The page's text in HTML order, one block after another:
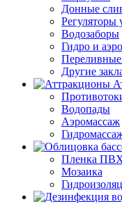
Донные
Регуляторы
Водозаборы
Гидро и
Другие
Водопады
Аэромассаж
Пленка ПВХ
Мозаика